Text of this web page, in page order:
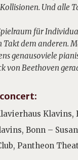
Und alle
für
dem anderen.
genausoviele
von Beethoven
Klavins,
Bonn –
Pantheon